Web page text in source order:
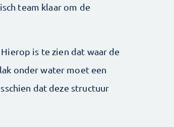
team klaar om de
is te zien dat waar de
onder water moet een
dat deze structuur